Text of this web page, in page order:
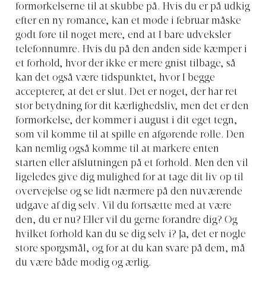
formørkelserne til at skubbe på. Hvis du er på udkig
efter en ny romance, kan et møde i februar måske
godt føre til noget mere, end at I bare udveksler
telefonnumre. Hvis du på den anden side kæmper i
et forhold, hvor der ikke er mere gnist tilbage, så
kan det også være tidspunktet, hvor I begge
accepterer, at det er slut. Det er noget, der har ret
stor betydning for dit kærlighedsliv, men det er den
formørkelse, der kommer i august i dit eget tegn,
som vil komme til at spille en afgørende rolle. Den
kan nemlig også komme til at markere enten
starten eller afslutningen på et forhold. Men den vil
ligeledes give dig mulighed for at tage dit liv op til
overvejelse og se lidt nærmere på den nuværende
udgave af dig selv. Vil du fortsætte med at være
den, du er nu? Eller vil du gerne forandre dig? Og
hvilket forhold kan du se dig selv i? Ja, det er nogle
store spørgsmål, og for at du kan svare på dem, må
du være både modig og ærlig.